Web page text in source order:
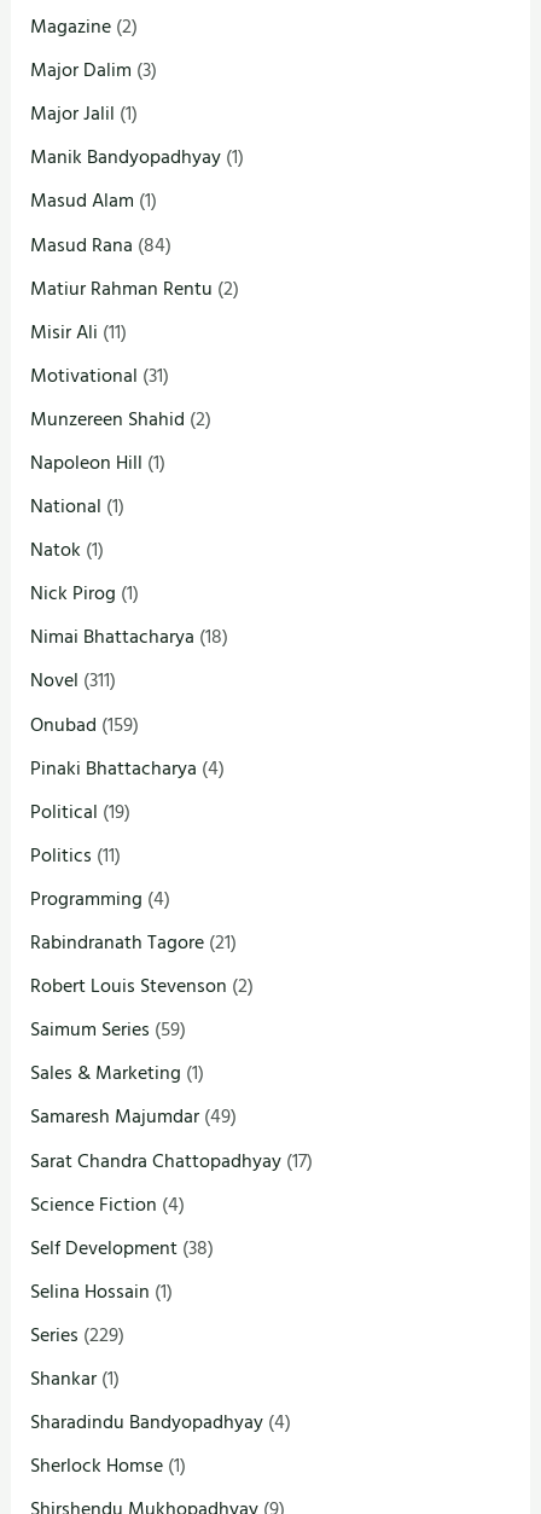
Magazine(2)
Major Dalim (3)
Major Jalil (1)
Manik Bandyopadhyay(1)
Masud Alam (1)
Masud Rana (84)
Matiur Rahman Rentu (2)
Misir Ali (11)
Motivational (31)
Munzereen Shahid (2)
Napoleon Hill (1)
National (1)
Natok (1)
Nick Pirog (1)
Nimai Bhattacharya (18)
Novel (311)
Onubad (159)
Pinaki Bhattacharya (4)
Political (19)
Politics (11)
Programming (4)
Rabindranath Tagore(21)
Robert Louis Stevenson (2)
Saimum Series (59)
Sales & Marketing (1)
Samaresh Majumdar(49)
Sarat Chandra Chattopadhyay(17)
Science Fiction (4)
Self Development(38)
Selina Hossain (1)
Series (229)
Shankar(1)
Sharadindu Bandyopadhyay(4)
Sherlock Homse(1)